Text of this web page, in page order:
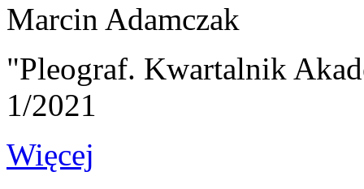
Marcin Adamczak
"Pleograf. Kwartalnik
1/2021
Więcej